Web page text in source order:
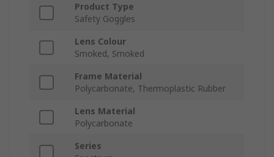
Product Type
Safety Goggles
Lens Colour
Smoked, Smoked
Frame Material
Polycarbonate, Thermoplastic Rubber
Lens Material
Polycarbonate
Series